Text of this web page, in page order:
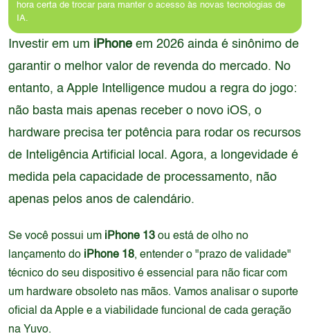
hora certa de trocar para manter o acesso às novas tecnologias de
IA.
Investir em um iPhone em 2026 ainda é sinônimo de
garantir o melhor valor de revenda do mercado. No
entanto, a Apple Intelligence mudou a regra do jogo:
não basta mais apenas receber o novo iOS, o
hardware precisa ter potência para rodar os recursos
de Inteligência Artificial local. Agora, a longevidade é
medida pela capacidade de processamento, não
apenas pelos anos de calendário.
Se você possui um iPhone 13 ou está de olho no
lançamento do iPhone 18, entender o "prazo de validade"
técnico do seu dispositivo é essencial para não ficar com
um hardware obsoleto nas mãos. Vamos analisar o suporte
oficial da Apple e a viabilidade funcional de cada geração
na Yuvo.